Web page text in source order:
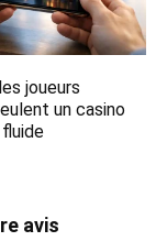
joueurs
un casino
avis